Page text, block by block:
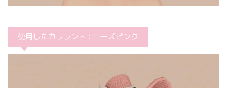
使用したカララント : ローズピンク